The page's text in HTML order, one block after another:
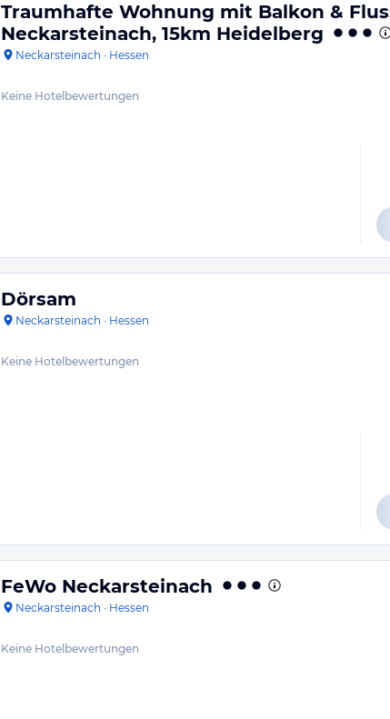
Traumhafte Wohnung mit Balkon &
Neckarsteinach, 15km Heidelberg
Neckarsteinach · Hessen
Keine Hotelbewertungen
Dörsam
Neckarsteinach · Hessen
Keine Hotelbewertungen
FeWo Neckarsteinach
Neckarsteinach · Hessen
Keine Hotelbewertungen